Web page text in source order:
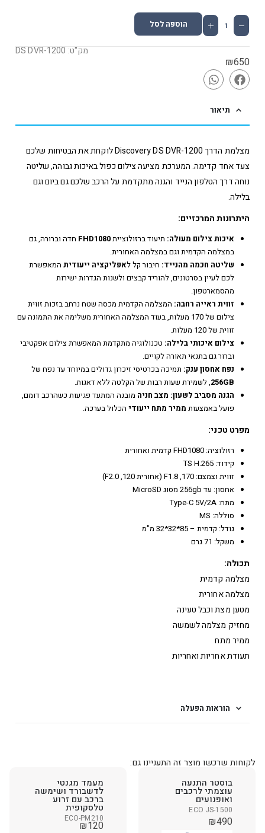
₪650
מק"ט: DS DVR-1200
הוספה לסל
תיאור
מצלמת הדרך Discovery DS DVR-1200 לוקחת את הבטיחות שלכם
צעד אחד קדימה. המערכת מציעה צילום כפול באיכות גבוהה, שליטה
נוחה דרך הטלפון הנייד והגנה מתקדמת על הרכב שלכם גם ביום וגם
בלילה.
היתרונות המרכזיים:
איכות צילום מעולה: תיעוד ברזולוציית
חדה וברורה, גם
במצלמה הקדמית וגם במצלמה האחורית.
שליטה חכמה מהנייד: חיבור קל לאפליקציה ייעודית המאפשרת
לכם לעיין בסרטונים, להוריד קבצים ולשנות הגדרות ישירות
מהסמארטפון.
זווית ראייה רחבה: המצלמה הקדמית מכסה שטח נרחב בזכות זווית
צילום של 170 מעלות, בעוד המצלמה האחורית משלימה את התמונה עם
זווית של 120 מעלות.
צילום איכותי בלילה: טכנולוגיה מתקדמת המאפשרת צילום אפקטיבי
וברור גם בתנאי תאורה לקויים.
נפח אחסון ענק: תמיכה בכרטיסי זיכרון גדולים במיוחד עד נפח של
256GB, לשמירת שעות רבות של הקלטה ללא דאגות.
הגנה מסביב לשעון: מצב חניה מובנה המתעד פגיעות כשהרכב דומם,
פועל באמצעות ממיר מתח ייעודי הכלול בערכה.
מפרט טכני:
רזולוציה: FHD1080 קדמית ואחורית
קידוד: TS H.265
זווית וצמצם: 170, F1.8 (אחורית 120, F2.0)
אחסון: עד 256gb מסוג MicroSD
מתח: Type-C 5V/2A
סוללה: MS
גודל: קדמית – 85*32*32 מ"מ
משקל: 71 גרם
תכולה:
מצלמה קדמית
מצלמה אחורית
מטען מצת וכבל טעינה
מחזיק מצלמה לשמשה
ממיר מתח
תעודת אחריות ואחריות
הוראות הפעלה
לקוחות שרכשו מוצר זה התעניינו גם:
בוסטר התנעה
עוצמתי לרכבים
ואופנועים
ECO JS-1500
₪490
מעמד מגנטי
לדשבורד ושימשה
ברכב עם זרוע
טלסקופית
ECO-PM210
₪120